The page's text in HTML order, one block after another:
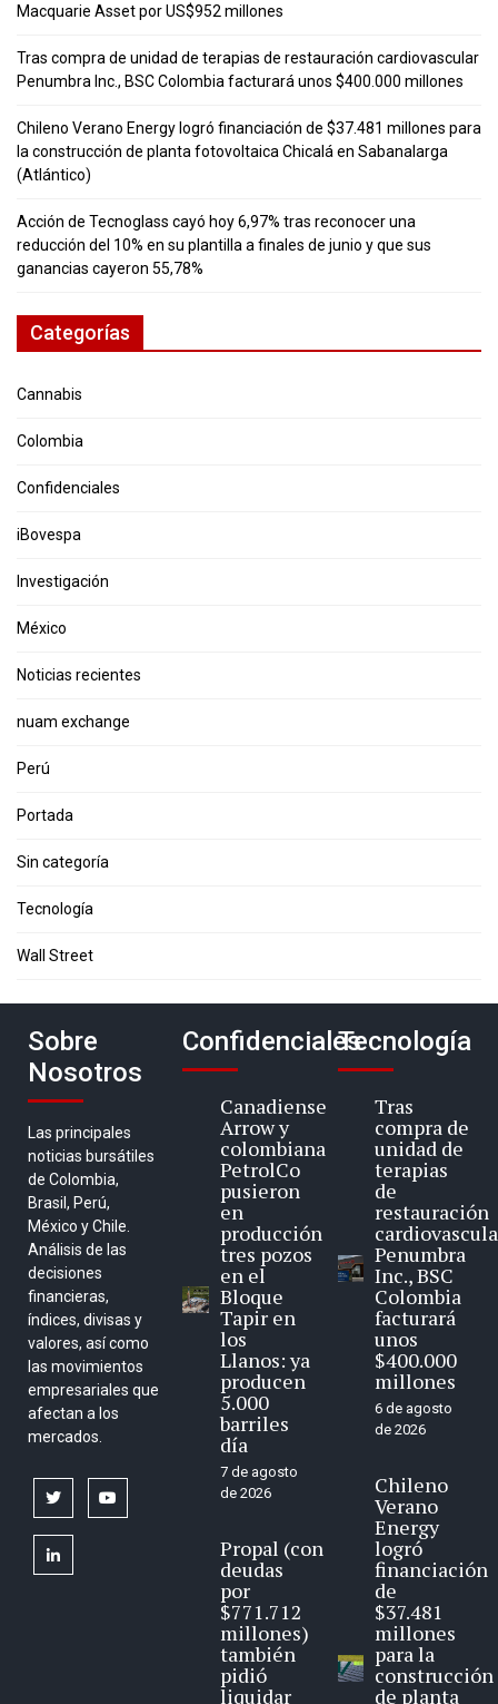
Macquarie Asset por US$952 millones
Tras compra de unidad de terapias de restauración cardiovascular
Penumbra Inc., BSC Colombia facturará unos $400.000 millones
Chileno Verano Energy logró financiación de $37.481 millones para
la construcción de planta fotovoltaica Chicalá en Sabanalarga
(Atlántico)
Acción de Tecnoglass cayó hoy 6,97% tras reconocer una
reducción del 10% en su plantilla a finales de junio y que sus
ganancias cayeron 55,78%
Categorías
Cannabis
Colombia
Confidenciales
iBovespa
Investigación
México
Noticias recientes
nuam exchange
Perú
Portada
Sin categoría
Tecnología
Wall Street
Sobre
Nosotros
Las principales
noticias bursátiles
de Colombia,
Brasil, Perú,
México y Chile.
Análisis de las
decisiones
financieras,
índices, divisas y
valores, así como
las movimientos
empresariales que
afectan a los
mercados.
twitter
linkedin
Confidenciales
Canadiense
Arrow y
colombiana
PetrolCo
pusieron
en
producción
tres pozos
en el
Bloque
Tapir en
los
Llanos: ya
producen
5.000
barriles
día
7 de agosto
de 2026
Propal (con
deudas
por
$771.712
millones)
también
pidió
liquidar
Tecnología
Tras
compra de
unidad de
terapias
de
restauración
Penumbra
Inc., BSC
Colombia
facturará
unos
$400.000
millones
6 de agosto
de 2026
Chileno
Verano
Energy
logró
financiación
de
$37.481
millones
para la
construcción
de planta